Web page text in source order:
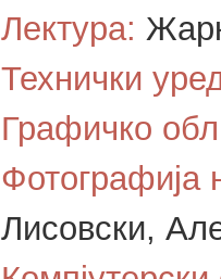
Лектура:
Технички
Графичко
Фотографија
Лисовски,